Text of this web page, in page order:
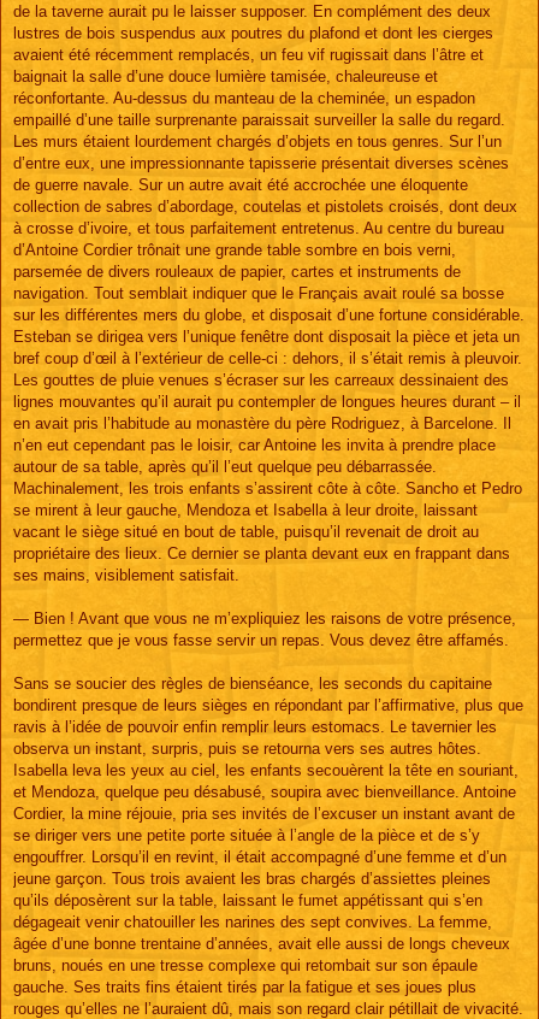
de la taverne aurait pu le laisser supposer. En complément des deux
lustres de bois suspendus aux poutres du plafond et dont les cierges
avaient été récemment remplacés, un feu vif rugissait dans l’âtre et
baignait la salle d’une douce lumière tamisée, chaleureuse et
réconfortante. Au-dessus du manteau de la cheminée, un espadon
empaillé d’une taille surprenante paraissait surveiller la salle du regard.
Les murs étaient lourdement chargés d’objets en tous genres. Sur l’un
d’entre eux, une impressionnante tapisserie présentait diverses scènes
de guerre navale. Sur un autre avait été accrochée une éloquente
collection de sabres d’abordage, coutelas et pistolets croisés, dont deux
à crosse d’ivoire, et tous parfaitement entretenus. Au centre du bureau
d’Antoine Cordier trônait une grande table sombre en bois verni,
parsemée de divers rouleaux de papier, cartes et instruments de
navigation. Tout semblait indiquer que le Français avait roulé sa bosse
sur les différentes mers du globe, et disposait d’une fortune considérable.
Esteban se dirigea vers l’unique fenêtre dont disposait la pièce et jeta un
bref coup d’œil à l’extérieur de celle-ci : dehors, il s’était remis à pleuvoir.
Les gouttes de pluie venues s’écraser sur les carreaux dessinaient des
lignes mouvantes qu’il aurait pu contempler de longues heures durant – il
en avait pris l’habitude au monastère du père Rodriguez, à Barcelone. Il
n’en eut cependant pas le loisir, car Antoine les invita à prendre place
autour de sa table, après qu’il l’eut quelque peu débarrassée.
Machinalement, les trois enfants s’assirent côte à côte. Sancho et Pedro
se mirent à leur gauche, Mendoza et Isabella à leur droite, laissant
vacant le siège situé en bout de table, puisqu’il revenait de droit au
propriétaire des lieux. Ce dernier se planta devant eux en frappant dans
ses mains, visiblement satisfait.
— Bien ! Avant que vous ne m’expliquiez les raisons de votre présence,
permettez que je vous fasse servir un repas. Vous devez être affamés.
Sans se soucier des règles de bienséance, les seconds du capitaine
bondirent presque de leurs sièges en répondant par l’affirmative, plus que
ravis à l’idée de pouvoir enfin remplir leurs estomacs. Le tavernier les
observa un instant, surpris, puis se retourna vers ses autres hôtes.
Isabella leva les yeux au ciel, les enfants secouèrent la tête en souriant,
et Mendoza, quelque peu désabusé, soupira avec bienveillance. Antoine
Cordier, la mine réjouie, pria ses invités de l’excuser un instant avant de
se diriger vers une petite porte située à l’angle de la pièce et de s’y
engouffrer. Lorsqu’il en revint, il était accompagné d’une femme et d’un
jeune garçon. Tous trois avaient les bras chargés d’assiettes pleines
qu’ils déposèrent sur la table, laissant le fumet appétissant qui s’en
dégageait venir chatouiller les narines des sept convives. La femme,
âgée d’une bonne trentaine d’années, avait elle aussi de longs cheveux
bruns, noués en une tresse complexe qui retombait sur son épaule
gauche. Ses traits fins étaient tirés par la fatigue et ses joues plus
rouges qu’elles ne l’auraient dû, mais son regard clair pétillait de vivacité.